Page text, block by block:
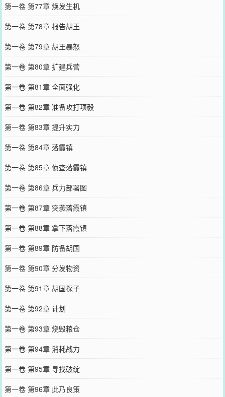
第一卷 第77章 焕发生机
第一卷 第78章 报告胡王
第一卷 第79章 胡王暴怒
第一卷 第80章 扩建兵营
第一卷 第81章 全面强化
第一卷 第82章 准备攻打项毅
第一卷 第83章 提升实力
第一卷 第84章 落霞镇
第一卷 第85章 侦查落霞镇
第一卷 第86章 兵力部署图
第一卷 第87章 突袭落霞镇
第一卷 第88章 拿下落霞镇
第一卷 第89章 防备胡国
第一卷 第90章 分发物资
第一卷 第91章 胡国探子
第一卷 第92章 计划
第一卷 第93章 烧毁粮仓
第一卷 第94章 消耗战力
第一卷 第95章 寻找破绽
第一卷 第96章 此乃良策